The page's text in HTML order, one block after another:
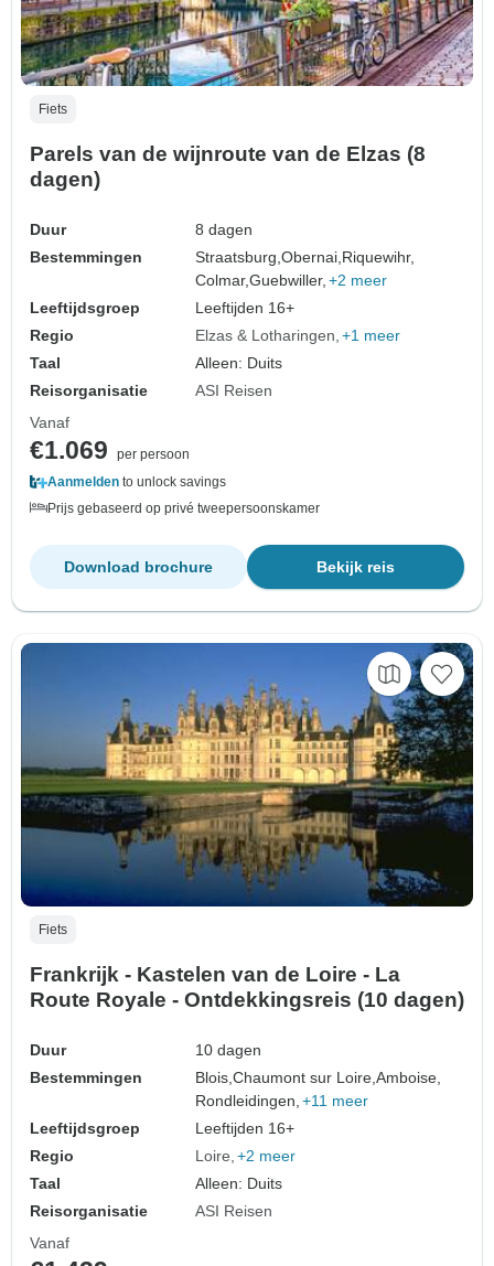
Fiets
Parels van de wijnroute van de Elzas (8
dagen)
Duur
8 dagen
Bestemmingen
Straatsburg,Obernai,Riquewihr,
Colmar,Guebwiller, +2 meer
Leeftijdsgroep
Leeftijden 16+
Regio
Elzas & Lotharingen +1 meer
Taal
Alleen: Duits
Reisorganisatie
ASI Reisen
Vanaf
€1.069
per persoon
Aanmelden to unlock savings
Prijs gebaseerd op privé tweepersoonskamer
Bekijk reis
Download brochure
Fiets
Frankrijk - Kastelen van de Loire - La
Route Royale - Ontdekkingsreis (10 dagen)
Duur
10 dagen
Bestemmingen
Blois,Chaumont sur Loire,Amboise,
Rondleidingen, +11 meer
Leeftijdsgroep
Leeftijden 16+
Regio
Loire +2 meer
Taal
Alleen: Duits
Reisorganisatie
ASI Reisen
Vanaf